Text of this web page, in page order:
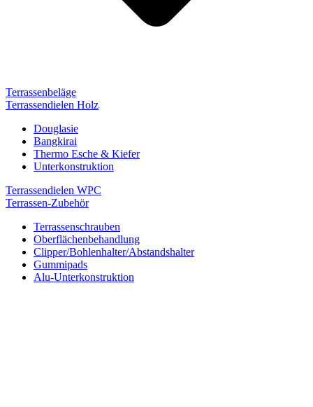
Terrassenbeläge
Terrassendielen Holz
Douglasie
Bangkirai
Thermo Esche & Kiefer
Unterkonstruktion
Terrassendielen WPC
Terrassen-Zubehör
Terrassenschrauben
Oberflächenbehandlung
Clipper/Bohlenhalter/Abstandshalter
Gummipads
Alu-Unterkonstruktion